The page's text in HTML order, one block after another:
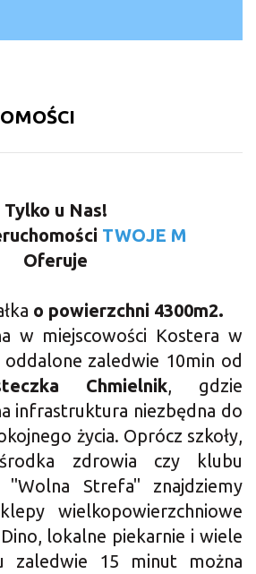
Tylko u Nas!
TWOJE M
Oferuje
o powierzchni 4300m2.
w miejscowości Kostera w
oddalone zaledwie 10min od
Chmielnik, gdzie
infrastruktura niezbędna do
życia. Oprócz szkoły,
zdrowia czy klubu
"Wolna Strefa" znajdziemy
wielkopowierzchniowe
lokalne piekarnie i wiele
zaledwie 15 minut można